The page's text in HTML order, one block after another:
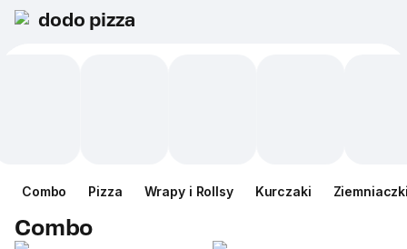
dodo pizza
Сombo Pizza Wrapy i Rollsy Kurczaki
Сombo